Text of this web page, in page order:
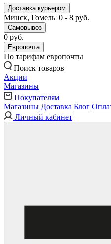
Доставка курьером
Минск, Гомель: 0 - 8 руб.
Самовывоз
0 руб.
Европочта
По тарифам европочты
Поиск товаров
Акции
Магазины
Покупателям
Магазины Доставка Блог
Личный кабинет